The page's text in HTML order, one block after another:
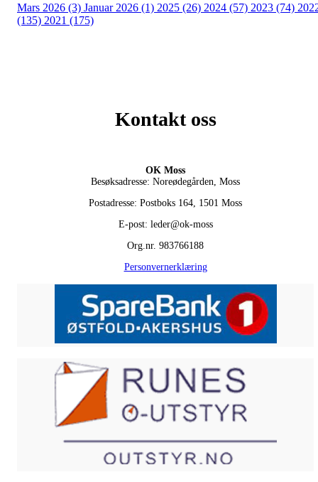
Mars 2026 (3) Januar 2026 (1) 2025 (26) 2024 (57) 2023 (74)
(135) 2021 (175)
Kontakt oss
OK Moss
Besøksadresse: Noreødegården, Moss
Postadresse: Postboks 164, 1501 Moss
E-post: leder@ok-moss
Org.nr. 983766188
Personvernerklæring